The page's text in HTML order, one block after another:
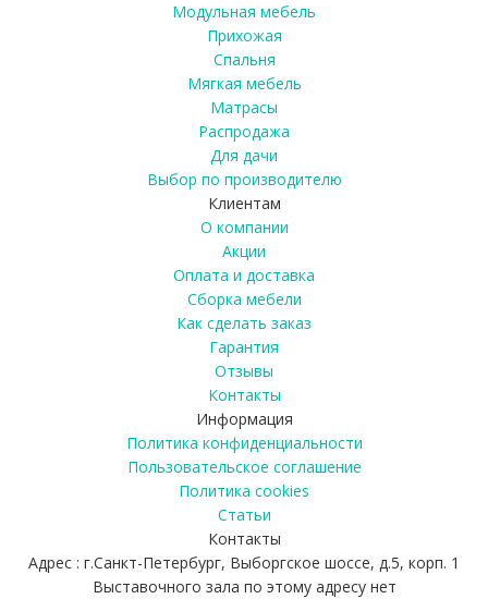
Модульная мебель
Прихожая
Спальня
Мягкая мебель
Матрасы
Распродажа
Для дачи
Выбор по производителю
Клиентам
О компании
Акции
Оплата и доставка
Сборка мебели
Как сделать заказ
Гарантия
Отзывы
Контакты
Информация
Политика конфиденциальности
Пользовательское соглашение
Политика cookies
Статьи
Контакты
Адрес : г.Санкт-Петербург, Выборгское шоссе, д.5, корп. 1
Выставочного зала по этому адресу нет